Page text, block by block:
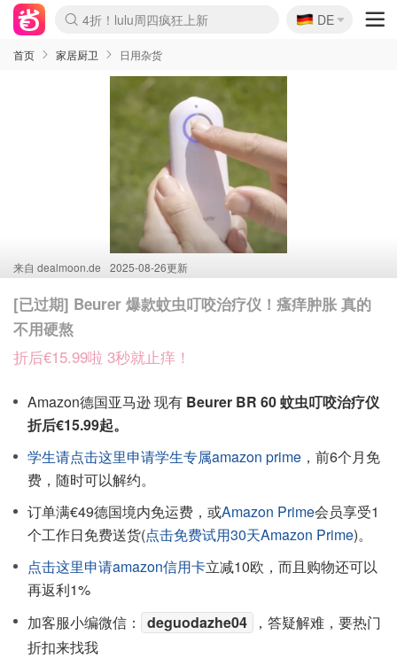
Boticinal 夏促开抢！
4折！lulu周四疯狂上新
还没结束！&OtherStories大促
Joybuy变相75折 随时失效
速领！Stanley独家85折
疑似霸哥！Camper额外叠85折
Zalando 奥莱闪促！每日更新
Moncler反季囤！5折起+叠9折
Coach Brooklyn仅€192
🇩🇪
DE
首页 家居厨卫 日用杂货
来自 dealmoon.de 2025-08-26更新
[已过期] Beurer 爆款蚊虫叮咬治疗仪！瘙痒肿胀 真的
不用硬熬
折后€15.99啦 3秒就止痒！
Amazon德国亚马逊 现有 Beurer BR 60 蚊虫叮咬治疗仪
折后€15.99起。
学生请点击这里申请学生专属amazon prime ，前6个月免
费，随时可以解约。
订单满€49德国境内免运费，或Amazon Prime会员享受1
个工作日免费送货(点击免费试用30天Amazon Prime)。
点击这里申请amazon信用卡立减10欧，而且购物还可以
再返利1%
加客服小编微信：
deguodazhe04
，答疑解难，要热门
折扣来找我